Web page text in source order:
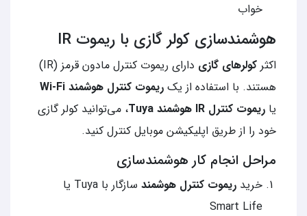
خواب
هوشمندسازی کولر گازی با ریموت IR
اکثر کولرهای گازی
دارای ریموت کنترل مادون قرمز (IR)
هستند. با استفاده از یک ریموت کنترل هوشمند Wi-Fi
یا ریموت کنترل IR هوشمند Tuya
، می‌توانید کولر گازی
خود را از طریق اپلیکیشن موبایل کنترل کنید.
مراحل انجام کار هوشمندسازی
خرید ریموت کنترل هوشمند
سازگار با Tuya یا
Smart Life